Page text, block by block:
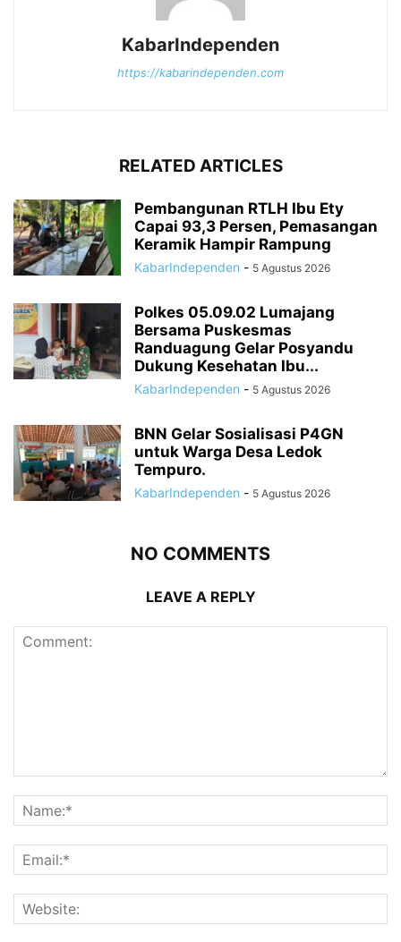
KabarIndependen
https://kabarindependen.com
RELATED ARTICLES
Pembangunan RTLH Ibu Ety
Capai 93,3 Persen, Pemasangan
Keramik Hampir Rampung
KabarIndependen - 5 Agustus 2026
Polkes 05.09.02 Lumajang
Bersama Puskesmas
Randuagung Gelar Posyandu
Dukung Kesehatan Ibu...
KabarIndependen - 5 Agustus 2026
BNN Gelar Sosialisasi P4GN
untuk Warga Desa Ledok
Tempuro.
KabarIndependen - 5 Agustus 2026
NO COMMENTS
LEAVE A REPLY